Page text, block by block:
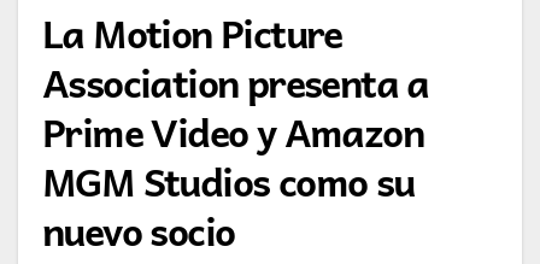
La Motion Picture
Association presenta a
Prime Video y Amazon
MGM Studios como su
nuevo socio